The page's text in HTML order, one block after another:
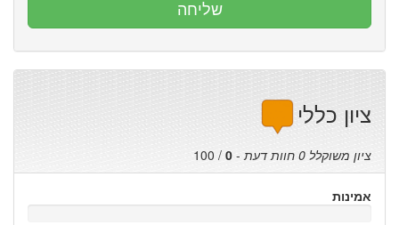
ציון כללי
ציון משוקלל 0 חוות דעת-
0
/
100
אמינות